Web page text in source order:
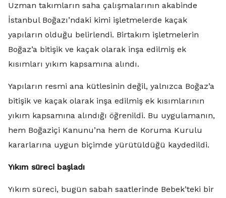
Uzman takımların saha çalışmalarının akabinde
İstanbul Boğazı’ndaki kimi işletmelerde kaçak
yapıların olduğu belirlendi. Birtakım işletmelerin
Boğaz’a bitişik ve kaçak olarak inşa edilmiş ek
kısımları yıkım kapsamına alındı.
Yapıların resmi ana kütlesinin değil, yalnızca Boğaz’a
bitişik ve kaçak olarak inşa edilmiş ek kısımlarının
yıkım kapsamına alındığı öğrenildi. Bu uygulamanın,
hem Boğaziçi Kanunu’na hem de Koruma Kurulu
kararlarına uygun biçimde yürütüldüğü kaydedildi.
Yıkım süreci başladı
Yıkım süreci, bugün sabah saatlerinde Bebek’teki bir